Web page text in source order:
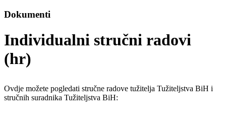
Dokumenti
Individualni stručni radovi
(hr)
Ovdje možete pogledati stručne radove tužitelja Tužiteljstva BiH i
stručnih suradnika Tužiteljstva BiH: